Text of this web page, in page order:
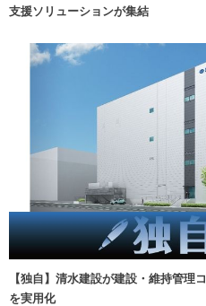
支援ソリューションが集結
【独自】清水建設が建設・維持管理
を実用化